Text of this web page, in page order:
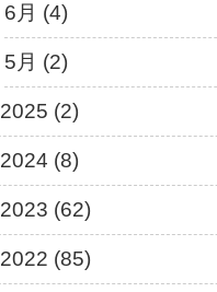
6月 (4)
5月 (2)
2025 (2)
12月 (1)
6月 (1)
2024 (8)
8月 (1)
7月 (1)
2023 (62)
9月 (1)
2022 (85)